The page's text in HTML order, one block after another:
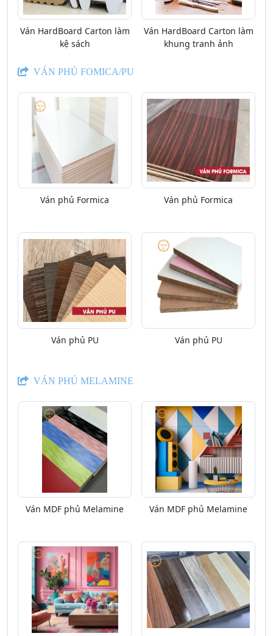
Ván HardBoard Carton làm
kệ sách
Ván HardBoard Carton làm
khung tranh ảnh
VÁN PHỦ FOMICA/PU
Ván phủ Formica Ván phủ Formica
Ván phủ PU Ván phủ PU
VÁN PHỦ MELAMINE
Ván MDF phủ Melamine Ván MDF phủ Melamine